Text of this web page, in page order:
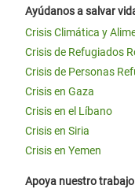
Ayúdanos a salvar
Crisis Climática y
Crisis de Refugiados
Crisis de Personas
Crisis en Gaza
Crisis en el Líbano
Crisis en Siria
Crisis en Yemen
Apoya nuestro trabajo